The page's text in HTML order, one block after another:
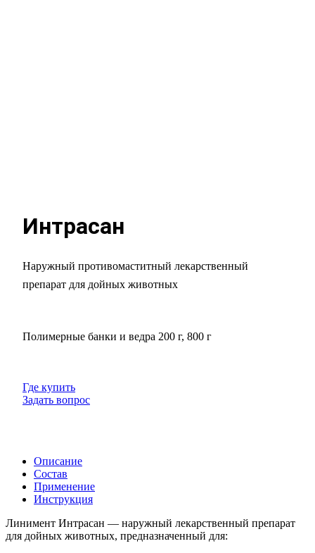
Интрасан
Наружный противомаститный лекарственный
препарат для дойных животных
Полимерные банки и ведра 200 г, 800 г
Где купить
Задать вопрос
Описание
Состав
Применение
Инструкция
Линимент Интрасан — наружный лекарственный препарат
для дойных животных, предназначенный для: